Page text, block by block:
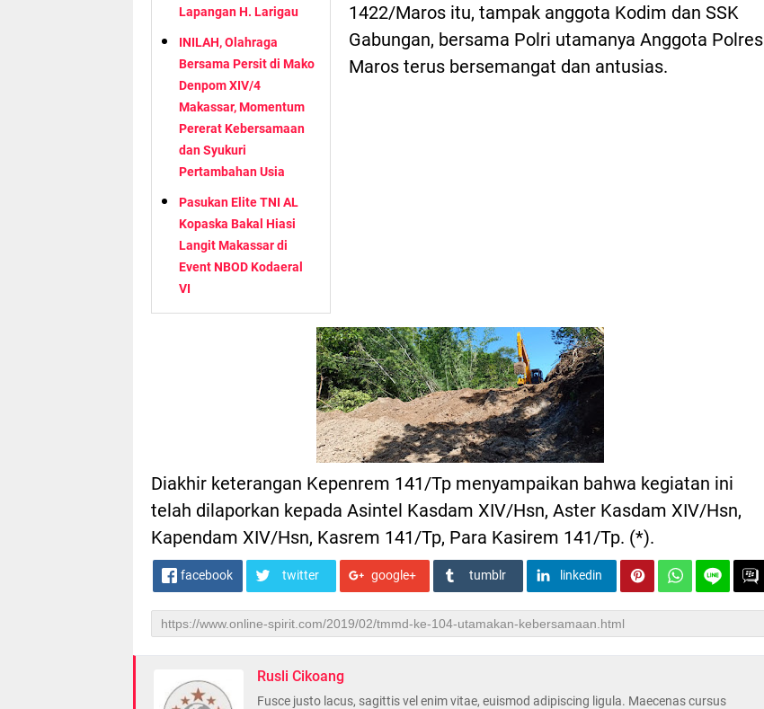
Lapangan H. Larigau
INILAH, Olahraga
Bersama Persit di Mako
Denpom XIV/4
Makassar, Momentum
Pererat Kebersamaan
dan Syukuri
Pertambahan Usia
Pasukan Elite TNI AL
Kopaska Bakal Hiasi
Langit Makassar di
Event NBOD Kodaeral
VI
1422/Maros itu, tampak anggota Kodim dan SSK
Gabungan, bersama Polri utamanya Anggota Polres
Maros terus bersemangat dan antusias.
Diakhir keterangan Kepenrem 141/Tp menyampaikan bahwa kegiatan ini
telah dilaporkan kepada Asintel Kasdam XIV/Hsn, Aster Kasdam XIV/Hsn,
Kapendam XIV/Hsn, Kasrem 141/Tp, Para Kasirem 141/Tp. (*).
facebook twitter google+ tumblr linkedin
Rusli Cikoang
Fusce justo lacus, sagittis vel enim vitae, euismod adipiscing ligula. Maecenas cursus